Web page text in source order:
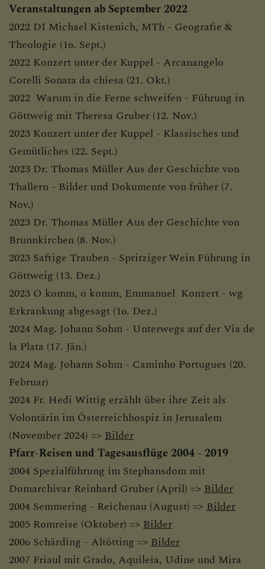
PFARRLEBEN FOTOS
TODESFALL/BEGRÄBNIS
TODESANZEIGEN
FRIEDHOFSORDNUNG
PUBLIKATIONEN -
DOWNLOADBEREICH
ARCHIV
PRESSE
LINKS
Veranstaltungen ab September 2022
2022 DI Michael Kistenich, MTh - Geografie &
Theologie (16. Sept.)
2022 Konzert unter der Kuppel - Arcanangelo
Corelli Sonata da chiesa (21. Okt.)
2022 Warum in die Ferne schweifen - Führung in
Göttweig mit Theresa Gruber (12. Nov.)
2023 Konzert unter der Kuppel - Klassisches und
Gemütliches (22. Sept.)
2023 Dr. Thomas Müller Aus der Geschichte von
Thallern - Bilder und Dokumente von früher (7.
Nov.)
2023 Dr. Thomas Müller Aus der Geschichte von
Brunnkirchen (8. Nov.)
2023 Saftige Trauben - Spritziger Wein Führung in
Göttweig (13. Dez.)
2023 O komm, o komm, Emmanuel Konzert - wg
Erkrankung abgesagt (16. Dez.)
2024 Mag. Johann Sohm - Unterwegs auf der Via de
la Plata (17. Jän.)
2024 Mag. Johann Sohm - Caminho Portugues (20.
Februar)
2024 Fr. Hedi Wittig erzählt über ihre Zeit als
Volontärin im Österreichhospiz in Jerusalem
(November 2024) => Bilder
Pfarr-Reisen und Tagesausflüge 2004 - 2019
2004 Spezialführung im Stephansdom mit
Domarchivar Reinhard Gruber (April) => Bilder
2004 Semmering - Reichenau (August) => Bilder
2005 Romreise (Oktober) => Bilder
2006 Schärding - Altötting => Bilder
2007 Friaul mit Grado, Aquileia, Udine und Mira